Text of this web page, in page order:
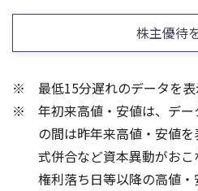
株主優待
最低15分遅れのデータを表
年初来高値・安値は、デ
の間は昨年来高値・安値
式併合など資本異動がおこ
権利落ち日等以降の高値・